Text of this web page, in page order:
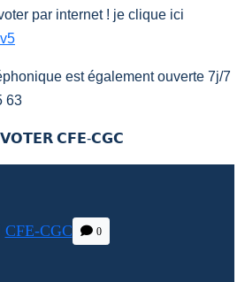
par internet ! je clique ici
est également ouverte 7j/7
63
𝗖𝗙𝗘-𝗖𝗚𝗖
CFE-CGC 0